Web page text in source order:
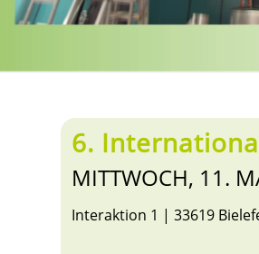
6.
MITTWOCH, 11.
Interaktion 1 | 33619